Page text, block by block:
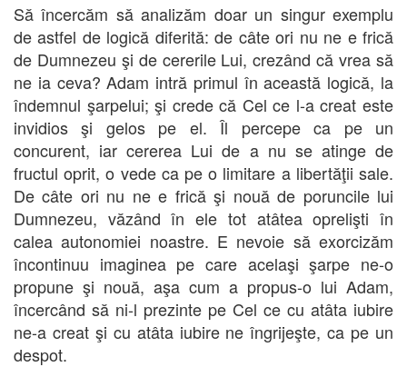
Să încercăm să analizăm doar un singur exemplu
de astfel de logică diferită: de câte ori nu ne e frică
de Dumnezeu şi de cererile Lui, crezând că vrea să
ne ia ceva? Adam intră primul în această logică, la
îndemnul şarpelui; şi crede că Cel ce l-a creat este
invidios şi gelos pe el. Îl percepe ca pe un
concurent, iar cererea Lui de a nu se atinge de
fructul oprit, o vede ca pe o limitare a libertăţii sale.
De câte ori nu ne e frică şi nouă de poruncile lui
Dumnezeu, văzând în ele tot atâtea oprelişti în
calea autonomiei noastre. E nevoie să exorcizăm
încontinuu imaginea pe care acelaşi şarpe ne-o
propune şi nouă, aşa cum a propus-o lui Adam,
încercând să ni-l prezinte pe Cel ce cu atâta iubire
ne-a creat şi cu atâta iubire ne îngrijeşte, ca pe un
despot.